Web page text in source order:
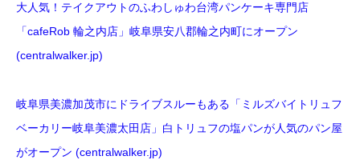
大人気！テイクアウトのふわしゅわ台湾パンケーキ専門店
「cafeRob 輪之内店」岐阜県安八郡輪之内町にオープン
(centralwalker.jp)
岐阜県美濃加茂市にドライブスルーもある「ミルズバイトリュフ
ベーカリー岐阜美濃太田店」白トリュフの塩パンが人気のパン屋
がオープン (centralwalker.jp)